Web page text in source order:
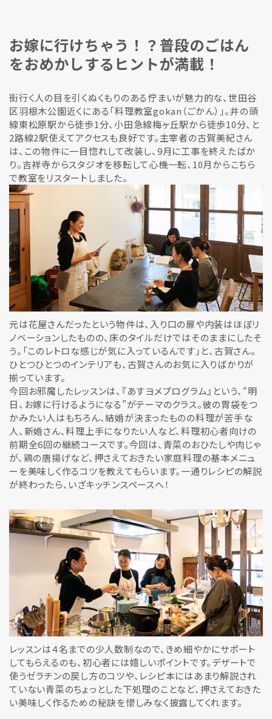
お嫁に行けちゃう！？普段のごはん
をおめかしするヒントが満載！
街行く人の目を引くぬくもりのある佇まいが魅力的な、世田谷
区羽根木公園近くにある「料理教室gokan（ごかん）」。井の頭
線東松原駅から徒歩1分、小田急線梅ヶ丘駅から徒歩10分、と
2路線2駅使えてアクセスも良好です。主宰者の古賀美紀さん
は、この物件に一目惚れして改装し、9月に工事を終えたばか
り。吉祥寺からスタジオを移転して心機一転、10月からこちら
で教室をリスタートしました。
元は花屋さんだったという物件は、入り口の扉や内装はほぼリ
ノベーションしたものの、床のタイルだけではそのままにしたそ
う。「このレトロな感じが気に入っているんです」と、古賀さん。
ひとつひとつのインテリアも、古賀さんのお気に入りばかりが
揃っています。
今回お邪魔したレッスンは、『あすヨメプログラム』という、“明
日、お嫁に行けるようになる”がテーマのクラス。彼の胃袋をつ
かみたい人はもちろん、結婚が決まったものの料理が苦手な
人、新婚さん、料理上手になりたい人など、料理初心者向けの
前期全6回の継続コースです。今回は、青菜のおひたしや肉じゃ
が、鶏の唐揚げなど、押さえておきたい家庭料理の基本メニュ
ーを美味しく作るコツを教えてもらいます。一通りレシピの解説
が終わったら、いざキッチンスペースへ！
レッスンは４名までの少人数制なので、きめ細やかにサポート
してもらえるのも、初心者には嬉しいポイントです。デザートで
使うゼラチンの戻し方のコツや、レシピ本にはあまり解説され
ていない青菜のちょっとした下処理のことなど、押さえておきた
い美味しく作るための秘訣を惜しみなく披露してくれます。